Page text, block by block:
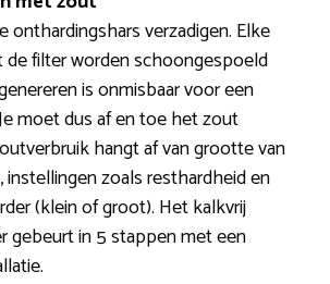
onthardingshars verzadigen. Elke
filter worden schoongespoeld
is onmisbaar voor een
moet dus af en toe het zout
hangt af van grootte van
zoals resthardheid en
(klein of groot). Het kalkvrij
gebeurt in 5 stappen met een